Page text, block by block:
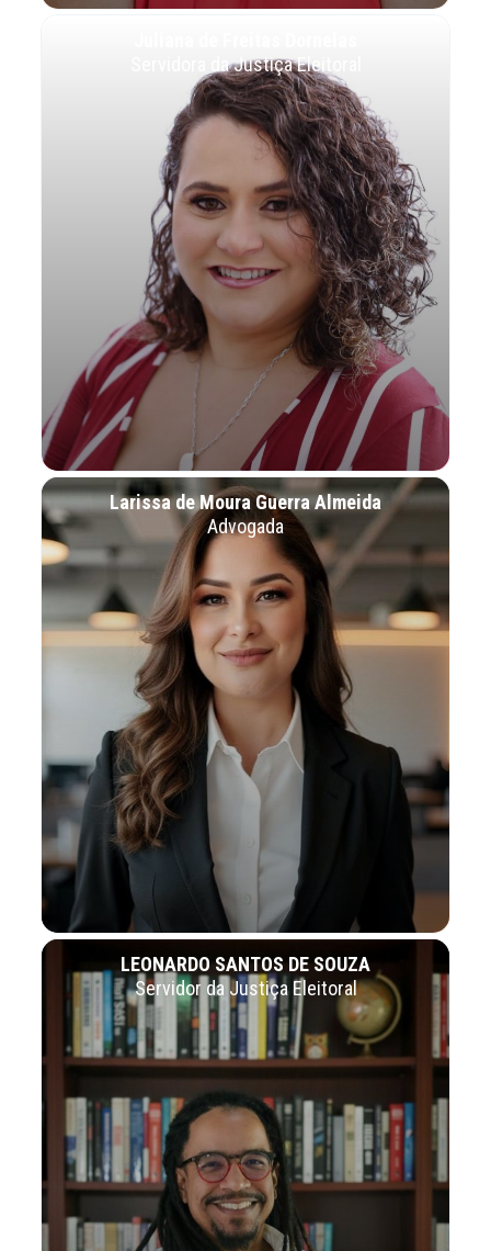
Servidora da Justiça Eleitoral
Larissa de Moura Guerra Almeida
Advogada
LEONARDO SANTOS DE SOUZA
Servidor da Justiça Eleitoral